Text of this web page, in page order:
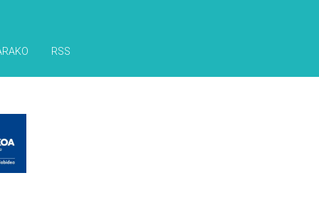
RSS